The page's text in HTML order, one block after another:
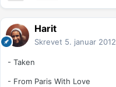
Harit
Skrevet 5. januar 2012
- Taken
- From Paris With Love